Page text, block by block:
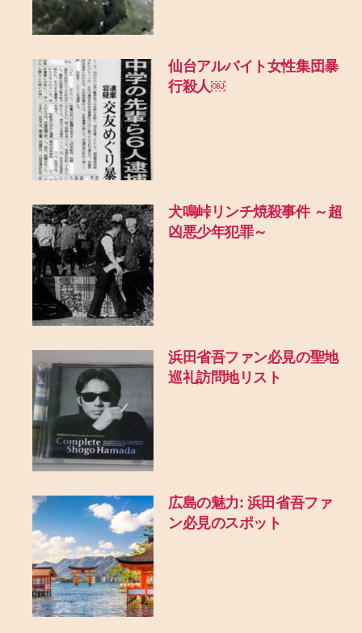
仙台アルバイト女性集団暴
行殺人￼
犬鳴峠リンチ焼殺事件 ～超
凶悪少年犯罪～
浜田省吾ファン必見の聖地
巡礼訪問地リスト
広島の魅力: 浜田省吾ファ
ン必見のスポット